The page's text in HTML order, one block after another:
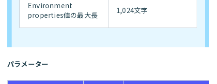
Environment
properties値の最大長
1,024文字
パラメーター